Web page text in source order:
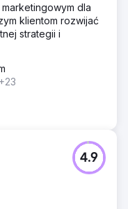
dla
klientom rozwijać
strategii i
+23
4.9